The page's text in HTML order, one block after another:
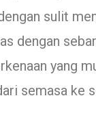
sulit
dengan
yang
semasa ke